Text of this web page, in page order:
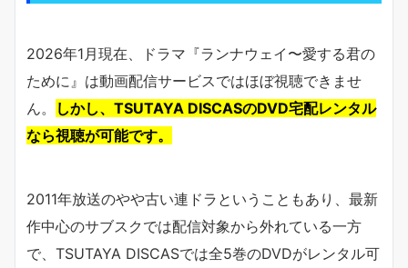
2026年1月現在、ドラマ『ランナウェイ〜愛する君の
ために』は動画配信サービスではほぼ視聴できませ
ん。
しかし、TSUTAYA DISCASのDVD宅配レンタル
なら視聴が可能です。
2011年放送のやや古い連ドラということもあり、最新
作中心のサブスクでは配信対象から外れている一方
で、TSUTAYA DISCASでは全5巻のDVDがレンタル可